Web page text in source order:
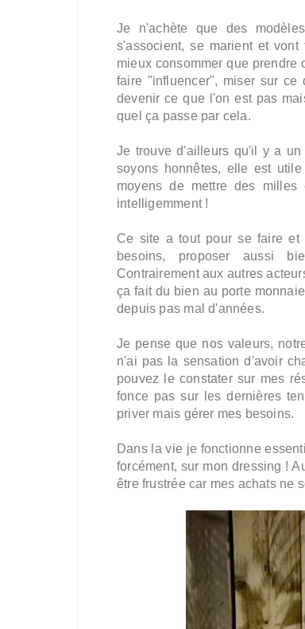
Je n'achète que des
s'associent, se marient et
mieux consommer que prendre
faire "influencer", miser sur
devenir ce que l'on est pas
quel ça passe par cela.
Je trouve d'ailleurs qu'il y a
soyons honnêtes, elle est
moyens de mettre des
intelligemment !
Ce site a tout pour se faire et
besoins, proposer aussi
Contrairement aux autres
ça fait du bien au porte
depuis pas mal d'années.
Je pense que nos valeurs,
n'ai pas la sensation d'avoir
pouvez le constater sur mes
fonce pas sur les dernières
priver mais gérer mes besoins.
Dans la vie je fonctionne
forcément, sur mon dressing !
être frustrée car mes achats ne